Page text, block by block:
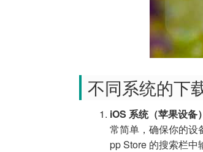
不同系统的下
iOS 系统（苹果设备）
常简单，确保你的设
pp Store 的搜索栏中